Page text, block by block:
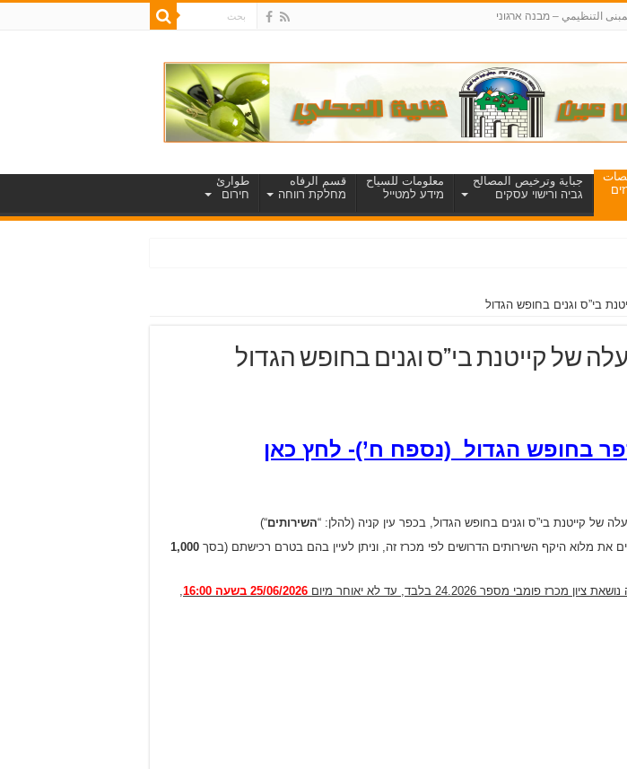
التنظيمي – מבנה ארגוני
جباية وترخيص المصالح
גביה ורישוי עסקים
معلومات للسياح
מידע למטייל
قسم الرفاه
מחלקת רווחה
طوارئ
חירום
בחופש הגדול (נספח ח’)- לחץ כאן
של קייטנת בי”ס וגנים בחופש הגדול, בכפר עין קניה (להלן: “השירותים“)
את מלוא היקף השירותים הדרושים לפי מכרז זה, וניתן לעיין בהם בטרם רכישתם (בסך 1,000
24.2026 בלבד, עד לא יאוחר מיום
25/06/2026 בשעה 16:00
,